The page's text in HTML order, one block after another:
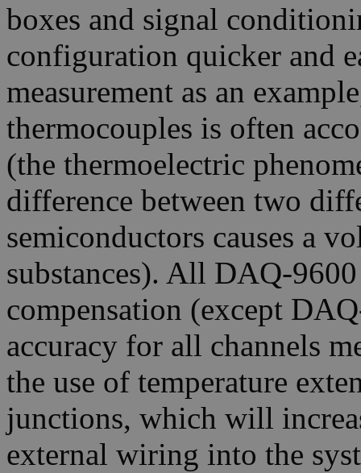
boxes and signal
configuration quicker and
measurement as an
thermocouples is often
(the thermoelectric
difference between two
semiconductors causes a
substances). All DAQ-
compensation (except
accuracy for all channels
the use of temperature
junctions, which will
external wiring into the